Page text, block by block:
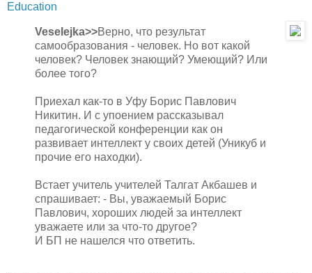
Education
Veselejka>>Верно, что результат
самообразования - человек. Но вот какой
человек? Человек знающий? Умеющий? Или
более того?
Приехал как-то в Уфу Борис Павлович
Никитин. И с упоением рассказывал
педагогической конференции как он
развивает интеллект у своих детей (Уникуб и
прочие его находки).
Встает учитель учителей Талгат Акбашев и
спрашивает: - Вы, уважаемый Борис
Павлович, хороших людей за интеллект
уважаете или за что-то другое?
И БП не нашелся что ответить.